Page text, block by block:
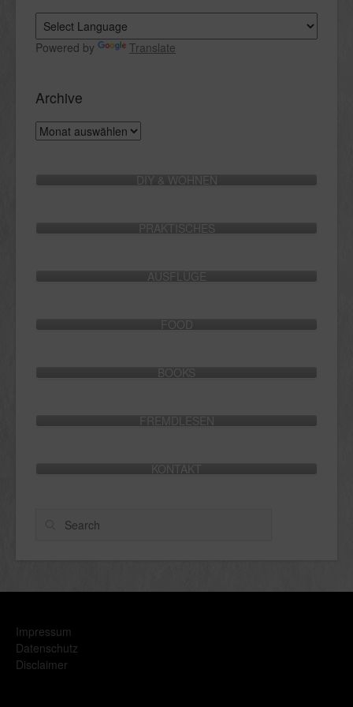
Powered by Translate
Archive
Archive
DIY & WOHNEN
PRAKTISCHES
AUSFLÜGE
FOOD
BOOKS
FREMDLESEN
KONTAKT
Search
Impressum
Datenschutz
Disclaimer